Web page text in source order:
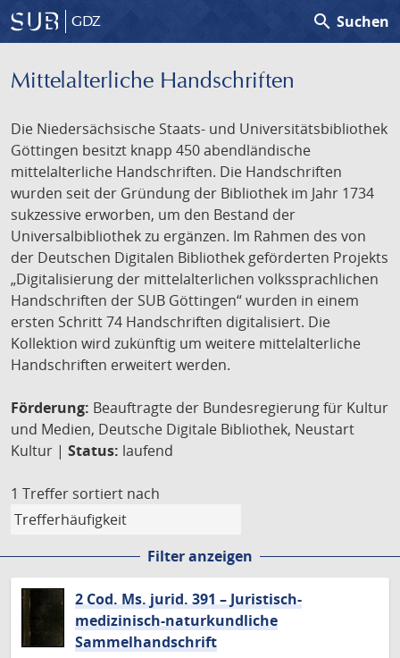
GDZ search Suchen
Mittelalterliche Handschriften
Die Niedersächsische Staats- und Universitätsbibliothek
Göttingen besitzt knapp 450 abendländische
mittelalterliche Handschriften. Die Handschriften
wurden seit der Gründung der Bibliothek im Jahr 1734
sukzessive erworben, um den Bestand der
Universalbibliothek zu ergänzen. Im Rahmen des von
der Deutschen Digitalen Bibliothek geförderten Projekts
„Digitalisierung der mittelalterlichen volkssprachlichen
Handschriften der SUB Göttingen“ wurden in einem
ersten Schritt 74 Handschriften digitalisiert. Die
Kollektion wird zukünftig um weitere mittelalterliche
Handschriften erweitert werden.
Förderung: Beauftragte der Bundesregierung für Kultur
und Medien, Deutsche Digitale Bibliothek, Neustart
Kultur | Status: laufend
1 Treffer sortiert nach
Filter anzeigen
2 Cod. Ms. jurid. 391 – Juristisch-
medizinisch-naturkundliche
Sammelhandschrift